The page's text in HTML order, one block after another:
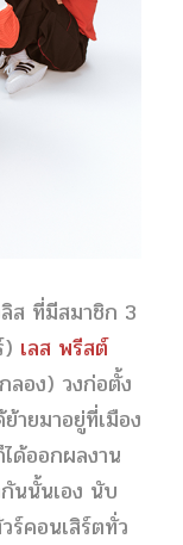
ส ที่มีสมาชิก 3
เลส พรีสต์
ลอง) วงก่อตั้ง
ายมาอยู่ที่เมือง
ด้ออกผลงาน
นนั้นเอง นับ
ร์คอนเสิร์ตทั่ว